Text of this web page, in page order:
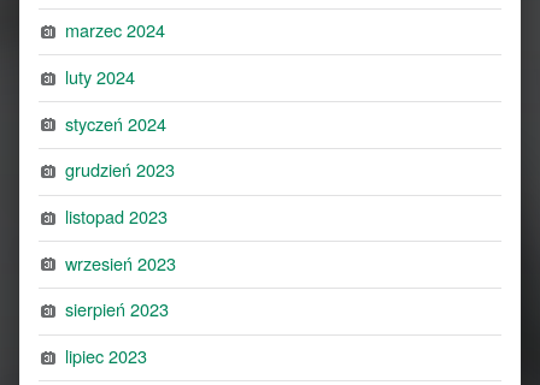
marzec 2024
luty 2024
styczeń 2024
grudzień 2023
listopad 2023
wrzesień 2023
sierpień 2023
lipiec 2023